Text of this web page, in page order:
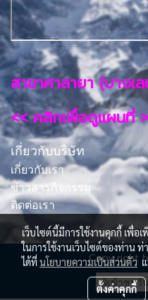
สาขาศาลายา (บางเ
<< คลิกเพื่อดูแผนที่
เกี่ยวกับบริษัท
เกี่ยวกับเรา
ข่าวสารกิจกรรม
ติดต่อเรา
Copy right
ผู้เข้าชมวั
เว็บไซต์นี้มีการใช้งานคุกกี้ เพื่
ในการใช้งานเว็บไซต์ของท่าน
ได้ที่นโยบายความเป็นส่วนตัวแ
ตั้งค่าคุกกี้